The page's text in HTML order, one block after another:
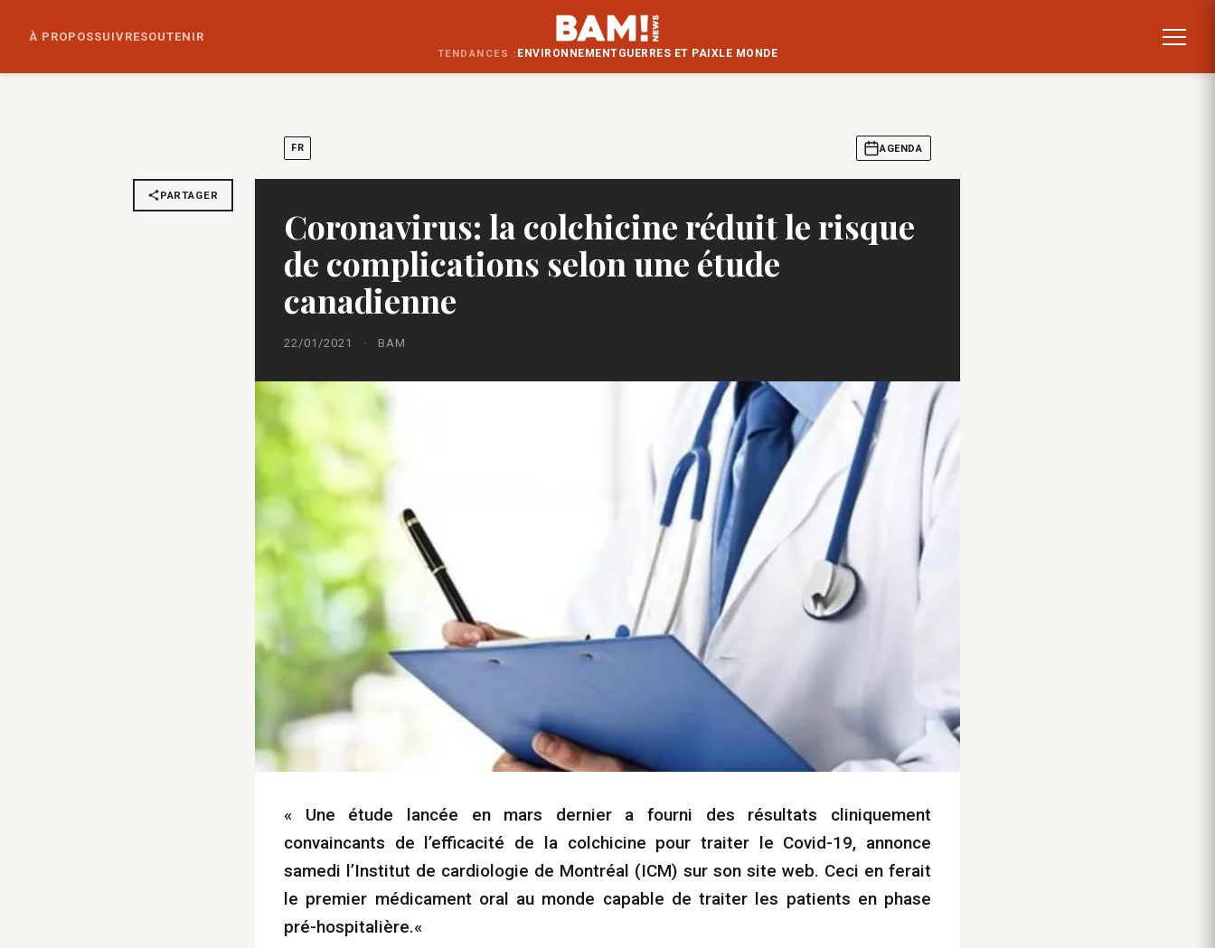
À PROPOSSUIVRESOUTENIR
TENDANCES : ENVIRONNEMENTGUERRES ET PAIXLE MONDE
FR AGENDA
PARTAGER
Coronavirus: la colchicine réduit le risque
de complications selon une étude
canadienne
22/01/2021 · BAM
« Une étude lancée en mars dernier a fourni des résultats cliniquement
convaincants de l’efficacité de la colchicine pour traiter le Covid-19, annonce
samedi l’Institut de cardiologie de Montréal (ICM) sur son site web. Ceci en ferait
le premier médicament oral au monde capable de traiter les patients en phase
pré-hospitalière.«